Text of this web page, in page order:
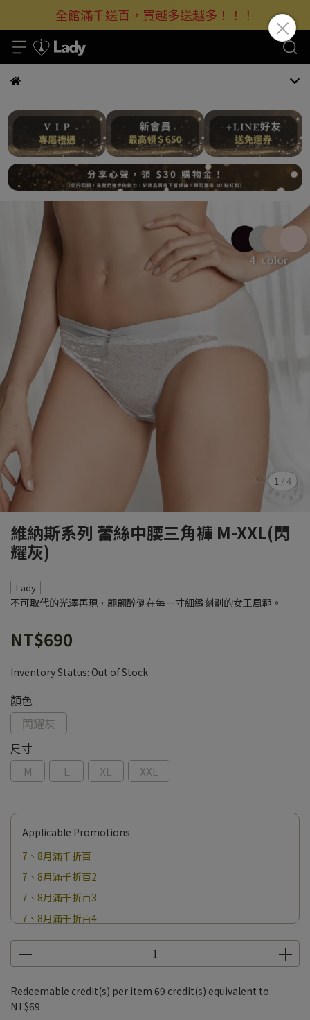
全館滿千送百，買越多送越多！！！
1 /4
維納斯系列 蕾絲中腰三角褲 M-XXL(閃
耀灰)
Lady
不可取代的光澤再現，翩翩醉倒在每一寸細緻刻劃的女王風範。
NT$690
Inventory Status: Out of Stock
顏色
閃耀灰
尺寸
M
L XL XXL
Applicable Promotions
7、8月滿千折百
7、8月滿千折百2
7、8月滿千折百3
7、8月滿千折百4
7、8月滿千折百5
7、8月滿千折百8
Redeemable credit(s) per item 69 credit(s) equivalent to
NT$69